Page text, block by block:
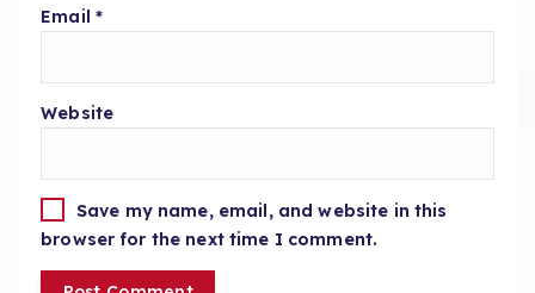
Email *
Website
Save my name, email, and website in this
browser for the next time I comment.